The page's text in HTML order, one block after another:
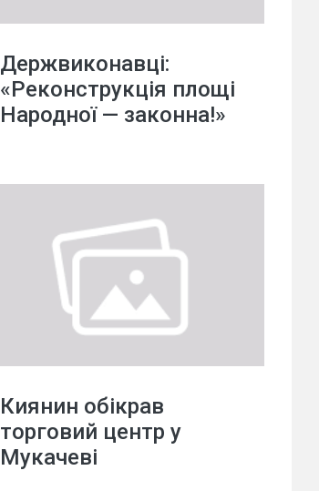
Держвиконавці:
«Реконструкція площі
Народної — законна!»
Киянин обікрав
торговий центр у
Мукачеві